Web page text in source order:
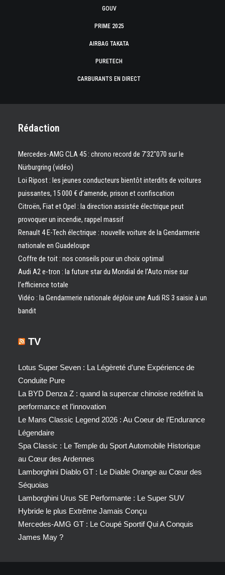
GOUV
PRIME 2025
AIRBAG TAKATA
PURETECH
CARBURANTS EN DIRECT
Rédaction
Mercedes-AMG CLA 45 : chrono record de 7’32″070 sur le
Nürburgring (vidéo)
Loi Ripost : les jeunes conducteurs bientôt interdits de voitures
puissantes, 15 000 € d’amende, prison et confiscation
Citroën, Fiat et Opel : la direction assistée électrique peut
provoquer un incendie, rappel massif
Renault 4 E-Tech électrique : nouvelle voiture de la Gendarmerie
nationale en Guadeloupe
Coffre de toit : nos conseils pour un choix optimal
Audi A2 e-tron : la future star du Mondial de l’Auto mise sur
l’efficience totale
Vidéo : la Gendarmerie nationale déploie une Audi RS 3 saisie à un
bandit
TV
Lotus Super Seven : La Légèreté d’une Expérience de
Conduite Pure
La BYD Denza Z : quand la supercar chinoise redéfinit la
performance et l’innovation
Le Mans Classic Legend 2026 : Au Coeur de l’Endurance
Légendaire
Spa Classic : Le Temple du Sport Automobile Historique
au Cœur des Ardennes
Lamborghini Diablo GT : Le Diable Orange au Cœur des
Séquoias
Lamborghini Urus SE Performante : Le Super SUV
Hybride le plus Extrême Jamais Conçu
Mercedes-AMG GT : Le Coupé Sportif Qui A Conquis
James May ?